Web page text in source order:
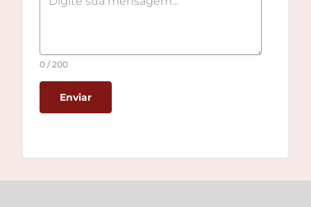
0 / 200
Enviar